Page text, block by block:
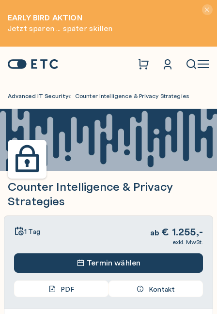
EARLY BIRD AKTION
Jetzt sparen ... später skillen
Startseite: ETC
Advanced IT Security Counter Intelligence & Privacy Strategies
Counter Intelligence & Privacy
Strategies
1 Tag ab € 1.255,-
exkl. MwSt.
Termin wählen
PDF Kontakt